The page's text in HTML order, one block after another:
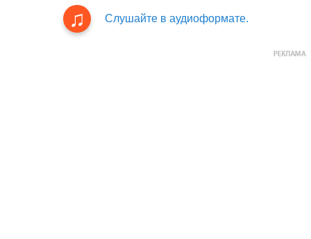
Слушайте в аудиоформате.